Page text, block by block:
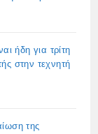
ήδη για τρίτη
στην τεχνητή
της